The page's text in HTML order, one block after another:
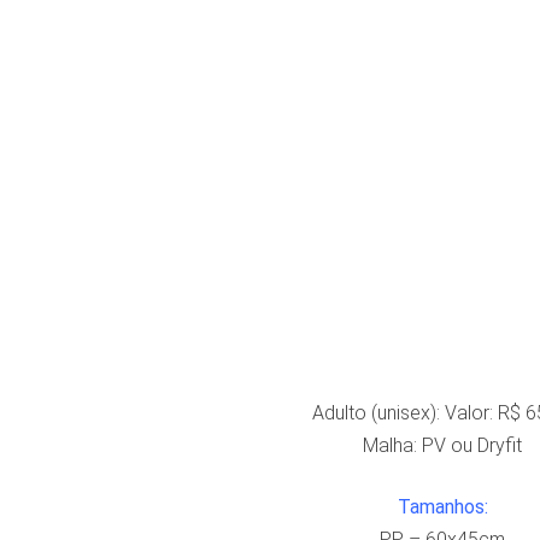
Adulto (unisex): Valor: R$
Malha: PV ou Dryfit
Tamanhos: